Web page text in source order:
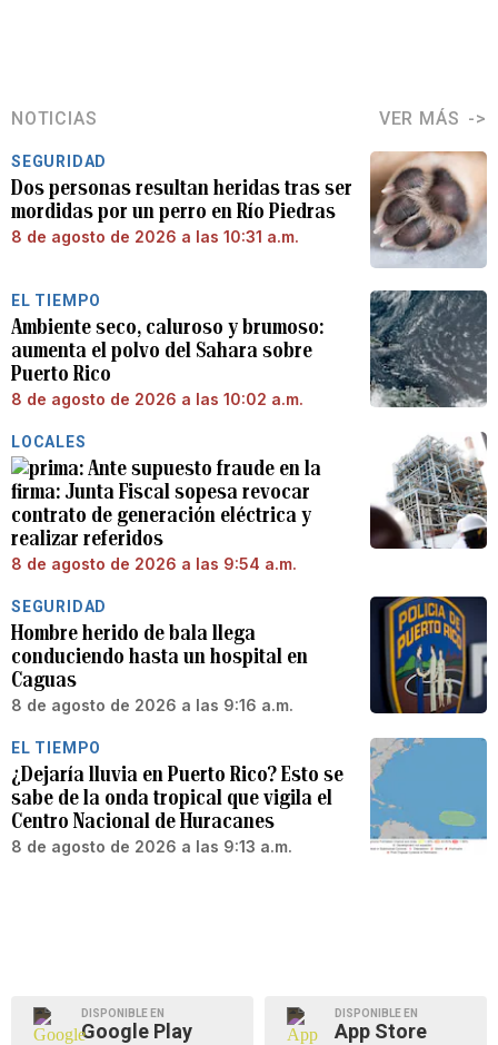
NOTICIAS VER MÁS
SEGURIDAD
Dos personas resultan heridas tras ser
mordidas por un perro en Río Piedras
8 de agosto de 2026 a las 10:31 a.m.
EL TIEMPO
Ambiente seco, caluroso y brumoso:
aumenta el polvo del Sahara sobre
Puerto Rico
8 de agosto de 2026 a las 10:02 a.m.
LOCALES
Ante supuesto fraude en la
firma: Junta Fiscal sopesa revocar
contrato de generación eléctrica y
realizar referidos
8 de agosto de 2026 a las 9:54 a.m.
SEGURIDAD
Hombre herido de bala llega
conduciendo hasta un hospital en
Caguas
8 de agosto de 2026 a las 9:16 a.m.
EL TIEMPO
¿Dejaría lluvia en Puerto Rico? Esto se
sabe de la onda tropical que vigila el
Centro Nacional de Huracanes
8 de agosto de 2026 a las 9:13 a.m.
DISPONIBLE EN
Google Play
DISPONIBLE EN
App Store